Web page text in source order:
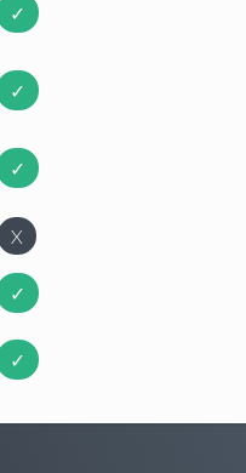
✓
✓
✓
X
✓
✓